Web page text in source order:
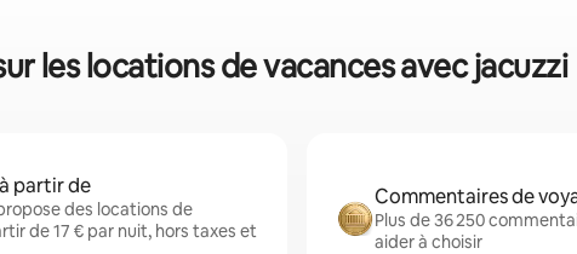
les locations de vacances avec jacuzzi
partir de
des locations de
de 17 € par nuit, hors taxes et
Commentaires de
Plus de 36 250
aider à choisir